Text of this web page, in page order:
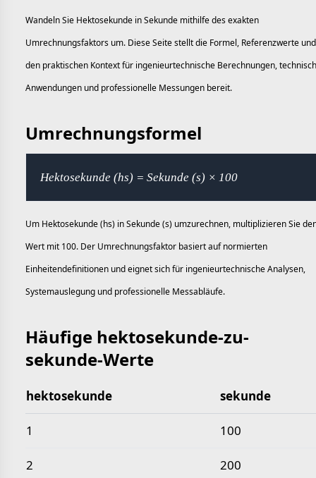
Wandeln Sie Hektosekunde in Sekunde mithilfe des exakten
Umrechnungsfaktors um. Diese Seite stellt die Formel, Referenzwerte und
den praktischen Kontext für ingenieurtechnische Berechnungen,
Anwendungen und professionelle Messungen bereit.
Umrechnungsformel
Hektosekunde (hs) = Sekunde (s) × 100
Um Hektosekunde (hs) in Sekunde (s) umzurechnen, multiplizieren Sie
Wert mit 100. Der Umrechnungsfaktor basiert auf normierten
Einheitendefinitionen und eignet sich für ingenieurtechnische Analysen,
Systemauslegung und professionelle Messabläufe.
Häufige hektosekunde-zu-
sekunde-Werte
Häufige hektosekunde-zu-sekunde-Werte
hektosekunde sekunde
1 100
2 200